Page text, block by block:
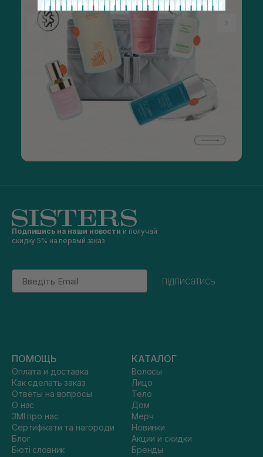
Подпишись на наши новости и получай
скидку 5% на первый заказ
Email
підписатись
ПОМОЩЬ
Оплата и доставка
Как сделать заказ
Ответы на вопросы
О нас
ЗМІ про нас
Сертифікати та нагороди
Блог
Бюті словник
КАТАЛОГ
Волосы
Лицо
Тело
Дом
Мерч
Новинки
Акции и скидки
Бренды